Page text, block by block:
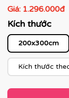
Giá: 1.296.000đ
Kích thước
200x300cm
Kích thước